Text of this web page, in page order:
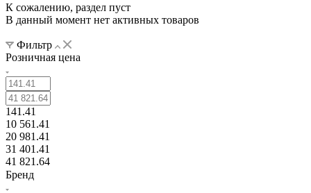
К сожалению, раздел пуст
В данный момент нет активных товаров
Фильтр
Розничная цена
141.41
10 561.41
20 981.41
31 401.41
41 821.64
Бренд